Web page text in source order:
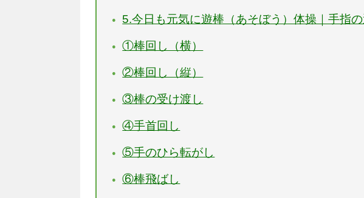
5.今日も元気に遊棒（あそぼう）体操｜手指
①棒回し（横）
②棒回し（縦）
③棒の受け渡し
④手首回し
⑤手のひら転がし
⑥棒飛ばし